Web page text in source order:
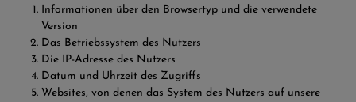
Informationen über den Browsertyp und die verwendete
Version
Das Betriebssystem des Nutzers
Die IP-Adresse des Nutzers
Datum und Uhrzeit des Zugriffs
Websites, von denen das System des Nutzers auf unsere